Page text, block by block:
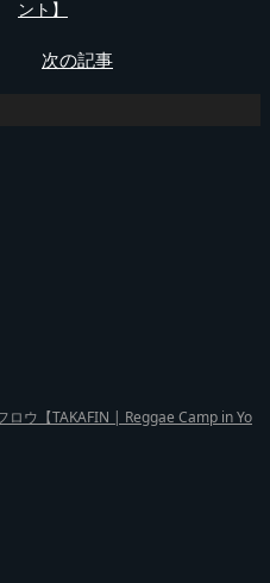
ント】
次の記事
ロウ【TAKAFIN | Reggae Camp in Yo